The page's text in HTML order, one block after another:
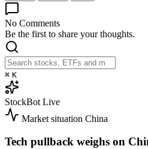
No Comments
Be the first to share your thoughts.
⌘ K
StockBot Live
Market situation China
Tech pullback weighs on